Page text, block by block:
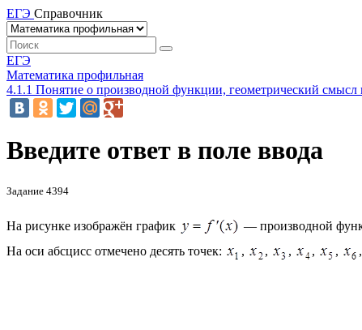
ЕГЭ Справочник
ЕГЭ
Математика профильная
4.1.1 Понятие о производной функции, геометрический смысл
Введите ответ в поле ввода
Задание 4394
На рисунке изображён график — производной
На оси абсцисс отмечено десять точек:
, , , , , ,